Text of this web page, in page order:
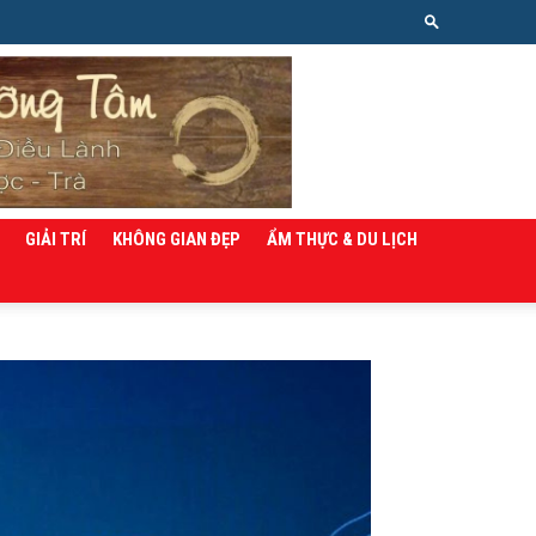
GIẢI TRÍ KHÔNG GIAN ĐẸP ẨM THỰC & DU LỊCH